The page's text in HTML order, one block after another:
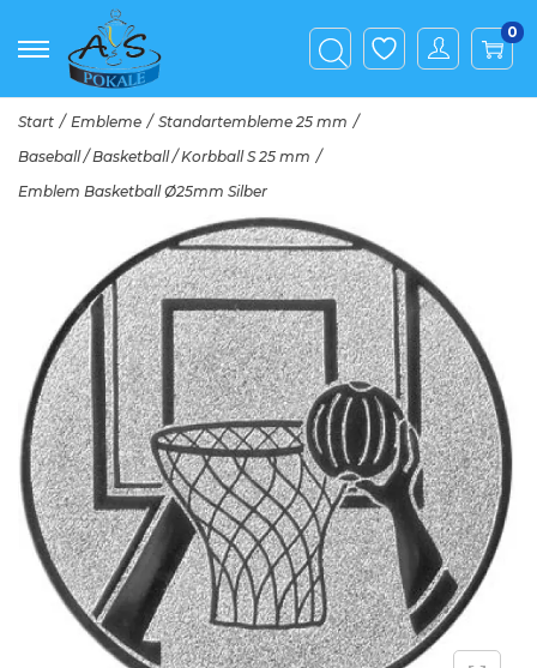
0
Start / Embleme / Standartembleme 25 mm /
Baseball / Basketball / Korbball S 25 mm /
Emblem Basketball Ø25mm Silber